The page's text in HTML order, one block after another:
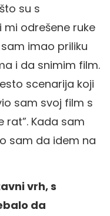
su s
mi odrešene ruke
imao priliku
i da snimim film.
scenarija koji
sam svoj film s
rat”. Kada sam
sam da idem na
vrh, s
da